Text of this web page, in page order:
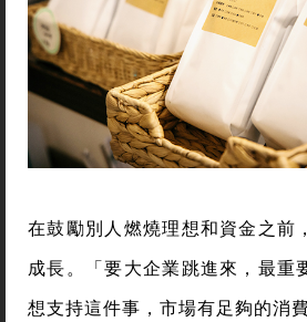
在鼓勵別人燃燒理想和資金之前
成長。「要大企業跳進來，最重
想支持這件事，市場有足夠的消